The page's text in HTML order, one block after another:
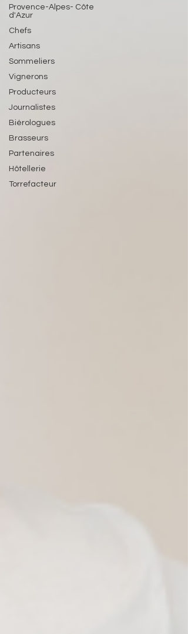
Provence-Alpes- Côte
d'Azur
Chefs
Artisans
Sommeliers
Vignerons
Producteurs
Journalistes
Biérologues
Brasseurs
Partenaires
Hôtellerie
Torrefacteur